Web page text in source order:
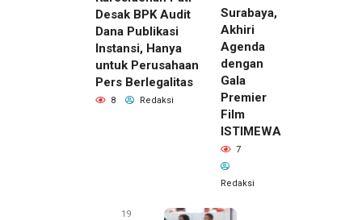
Desak BPK Audit
Dana Publikasi
Instansi, Hanya
untuk Perusahaan
Pers Berlegalitas
8 Redaksi
Surabaya,
Akhiri
Agenda
dengan
Gala
Premier
Film
ISTIMEWA
7
Redaksi
19